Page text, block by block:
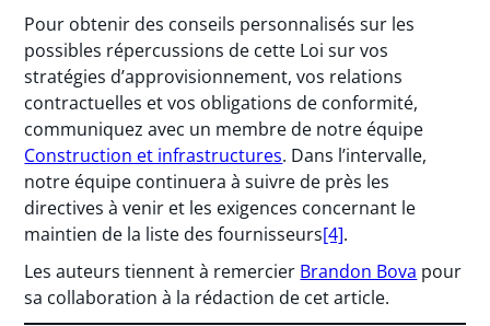
Pour obtenir des conseils personnalisés sur les
possibles répercussions de cette Loi sur vos
stratégies d’approvisionnement, vos relations
contractuelles et vos obligations de conformité,
communiquez avec un membre de notre équipe
Construction et infrastructures. Dans l’intervalle,
notre équipe continuera à suivre de près les
directives à venir et les exigences concernant le
maintien de la liste des fournisseurs[4].
Les auteurs tiennent à remercier Brandon Bova pour
sa collaboration à la rédaction de cet article.